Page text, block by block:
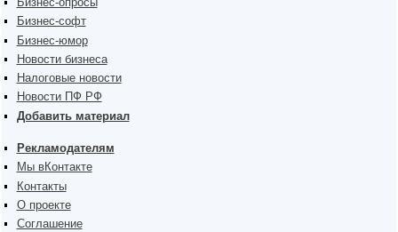
Бизнес-софт
Бизнес-юмор
Новости бизнеса
Налоговые новости
Новости ПФ РФ
Добавить материал
Рекламодателям
Мы вКонтакте
Контакты
О проекте
Соглашение